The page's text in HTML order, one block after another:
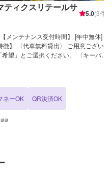
ティクスリテールサ
5.0(3件)
ご選択ください。 〈キーパー
備
【セルフ新中庄は認証
中庄SSは分解認証（部分）を取得
が可能です。ぜひこちらのページか
ネーOK QR決済OK